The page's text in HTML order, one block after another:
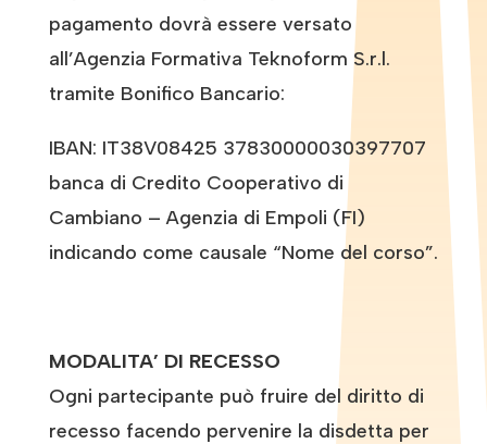
pagamento dovrà essere versato
all’Agenzia Formativa Teknoform S.r.l.
tramite Bonifico Bancario:
IBAN: IT38V08425 37830000030397707
banca di Credito Cooperativo di
Cambiano – Agenzia di Empoli (FI)
indicando come causale “Nome del corso”.
MODALITA’ DI RECESSO
Ogni partecipante può fruire del diritto di
recesso facendo pervenire la disdetta per